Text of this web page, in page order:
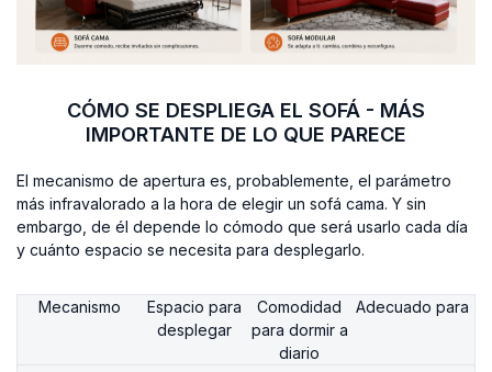
CÓMO SE DESPLIEGA EL SOFÁ - MÁS
IMPORTANTE DE LO QUE PARECE
El mecanismo de apertura es, probablemente, el parámetro
más infravalorado a la hora de elegir un sofá cama. Y sin
embargo, de él depende lo cómodo que será usarlo cada día
y cuánto espacio se necesita para desplegarlo.
Mecanismo
Espacio para
desplegar
Comodidad
para dormir a
diario
Adecuado para